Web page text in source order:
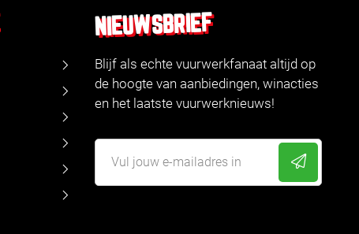
NIEUWSBRIEF
Blijf als echte vuurwerkfanaat altijd op
de hoogte van aanbiedingen, winacties
en het laatste vuurwerknieuws!